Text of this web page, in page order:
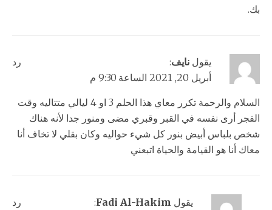
بك.
يقول نايف:
أبريل 20, 2021 الساعة 9:30 م
السلام والرحمة تكرر معاي هذا الحلم 3 او 4 ليالي متتاليه وقت
الفجر أرى نفسه في القبر وقبري مضى ومنور جدا لأنه هناك
شخص بلباس أبيض بنور كل شيء حواليه وكان بقلي لا تخاف أنا
معاك أنا هو القيامة والحياة اتبعني
رد
يقول Fadi Al-Hakim
:
رد